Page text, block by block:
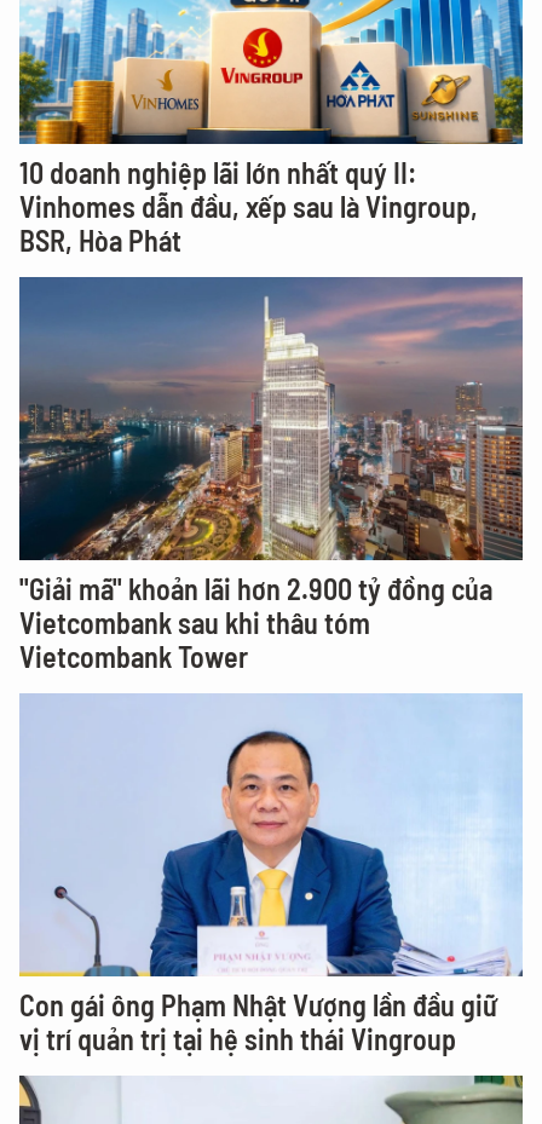
10 doanh nghiệp lãi lớn nhất quý II:
Vinhomes dẫn đầu, xếp sau là Vingroup,
BSR, Hòa Phát
"Giải mã" khoản lãi hơn 2.900 tỷ đồng của
Vietcombank sau khi thâu tóm
Vietcombank Tower
Con gái ông Phạm Nhật Vượng lần đầu giữ
vị trí quản trị tại hệ sinh thái Vingroup